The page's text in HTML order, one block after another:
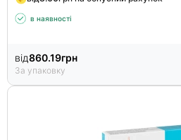
в наявності
від860.19грн
За упаковку